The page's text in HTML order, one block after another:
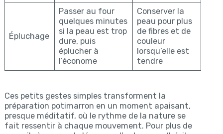
Épluchage
Passer au four
quelques minutes
si la peau est trop
dure, puis
éplucher à
l’économe
Conserver la
peau pour plus
de fibres et de
couleur
lorsqu’elle est
tendre
Ces petits gestes simples transforment la
préparation potimarron en un moment apaisant,
presque méditatif, où le rythme de la nature se
fait ressentir à chaque mouvement. Pour plus de